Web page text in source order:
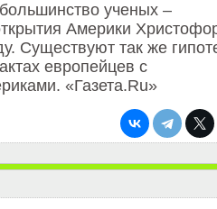
ученых –
Америки
Существуют так же
европейцев с
«Газета.Ru»